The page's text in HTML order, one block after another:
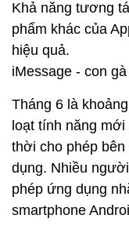
Khả năng tương
phẩm khác của
hiệu quả.
iMessage - con
Tháng 6 là
loạt tính năng
thời cho phép
dụng. Nhiều
phép ứng dụng
smartphone